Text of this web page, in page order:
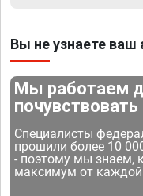
Вы не узнаете ваш
Мы работаем
почувствовать
Специалисты
прошили более 10
- поэтому мы знаем,
максимум от